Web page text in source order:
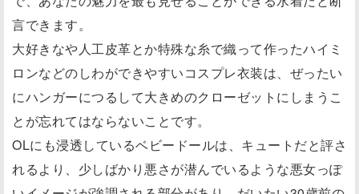
言できます。
大好きなや人工皮革とか特殊な糸で織って作ったハイミ
ロンなどのしわができやすいコスプレ衣装は、ぜったい
にハンガーにつるして大きめのクローゼットにしまうこ
とが忘れてはならないことです。
OLにも浸透しているベビードールは、キュートだと評さ
れるより、少しばかり悪さが潜んでいるような悪女っぽ